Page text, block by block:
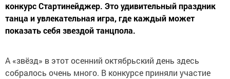
конкурс Стартинейджер. Это удивительный праздник
танца и увлекательная игра, где каждый может
показать себя звездой танцпола.
А «звёзд» в этот осенний октябрьский день здесь
собралось очень много. В конкурсе приняли участие